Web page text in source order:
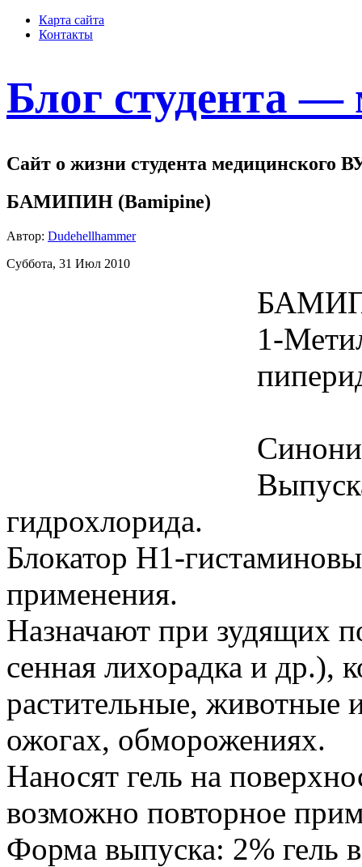
Карта сайта
Контакты
Блог студента —
Сайт о жизни студента медицинского
БАМИПИН (Bamipine)
Автор: Dudehellhammer
Суббота, 31 Июл 2010
1-
гидрохлорида.
Блокатор Н1-
применения.
Назначают при зудящих
сенная лихорадка и др.),
растительные, животные
ожогах, обморожениях.
Наносят гель на
возможно повторное
Форма выпуска: 2% гель